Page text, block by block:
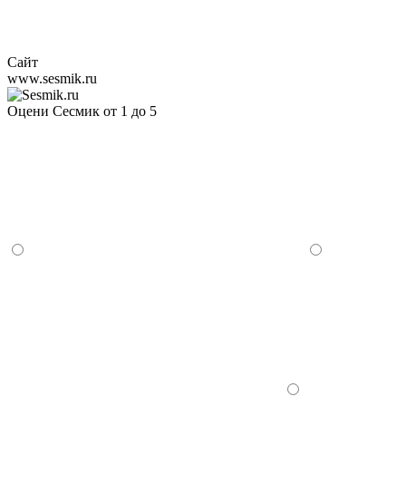
Сайт
www.sesmik.ru
Оцени Сесмик от 1 до 5